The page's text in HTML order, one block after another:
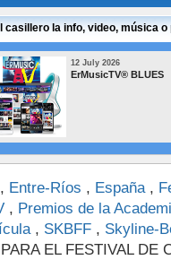
casillero la info, video, música
12 July 2026
ErMusicTV®
, Entre-Ríos , España,
, Premios de la
, SKBFF , Skyline-
EL FESTIVAL DE